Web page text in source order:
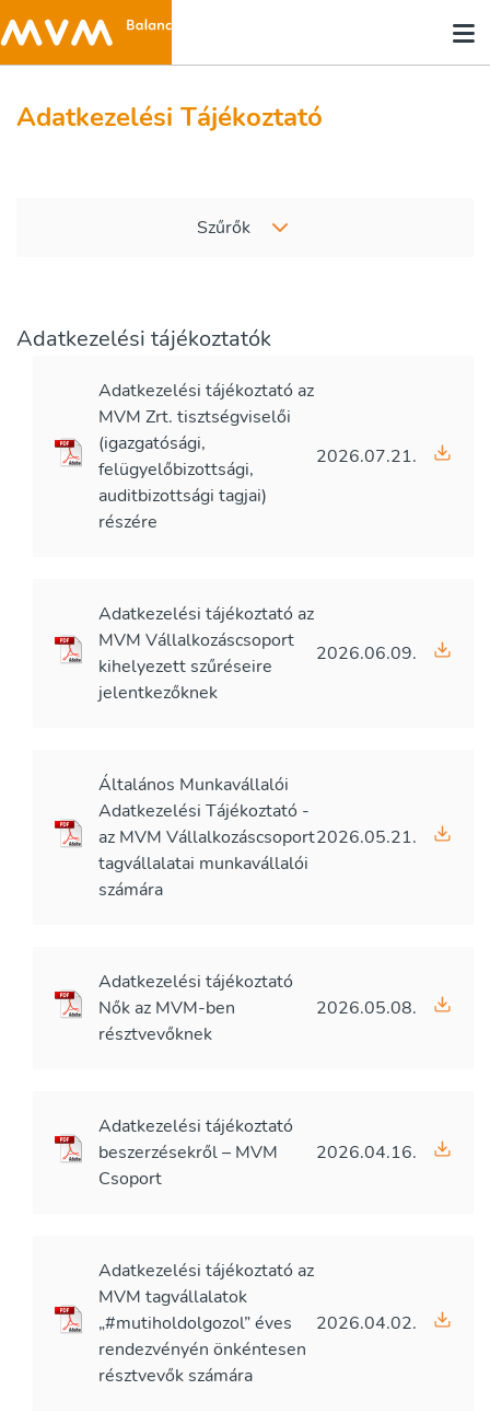
Adatkezelési Tájékoztató
Szűrők
Adatkezelési tájékoztatók
Adatkezelési tájékoztató az
MVM Zrt. tisztségviselői
(igazgatósági,
felügyelőbizottsági,
auditbizottsági tagjai)
részére
2026.07.21.
Adatkezelési tájékoztató az
MVM Vállalkozáscsoport
kihelyezett szűréseire
jelentkezőknek
2026.06.09.
Általános Munkavállalói
Adatkezelési Tájékoztató -
az MVM Vállalkozáscsoport
tagvállalatai munkavállalói
számára
2026.05.21.
Adatkezelési tájékoztató
Nők az MVM-ben
résztvevőknek
2026.05.08.
Adatkezelési tájékoztató
beszerzésekről – MVM
Csoport
2026.04.16.
Adatkezelési tájékoztató az
MVM tagvállalatok
„#mutiholdolgozol” éves
rendezvényén önkéntesen
résztvevők számára
2026.04.02.